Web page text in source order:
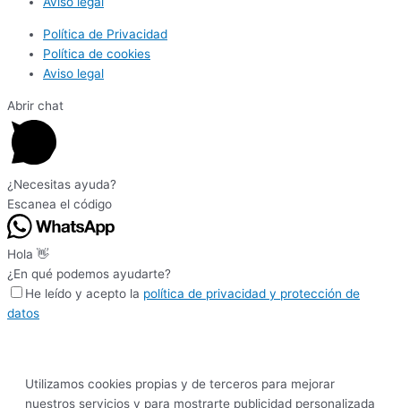
Política de Privacidad
Política de cookies
Aviso legal
Abrir chat
¿Necesitas ayuda?
Escanea el código
Hola 👋
¿En qué podemos ayudarte?
He leído y acepto la política de privacidad y protección de
datos
Utilizamos cookies propias y de terceros para mejorar
nuestros servicios y para mostrarte publicidad personalizada